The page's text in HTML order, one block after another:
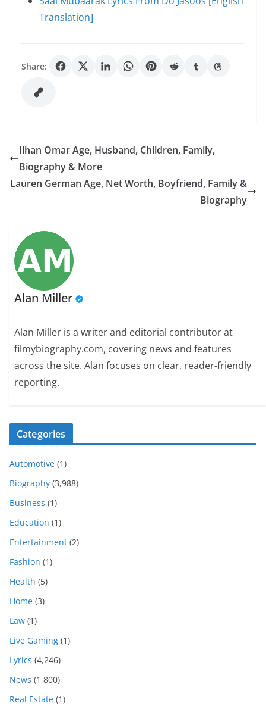
Translation]
Share:
Ilhan Omar Age, Husband, Children, Family,
Biography & More
Lauren German Age, Net Worth, Boyfriend, Family &
Biography
Alan Miller
Alan Miller is a writer and editorial contributor at
filmybiography.com, covering news and features
across the site. Alan focuses on clear, reader-friendly
reporting.
Categories
Automotive (1)
Biography (3,988)
Business (1)
Education (1)
Entertainment (2)
Fashion (1)
Health (5)
Home (3)
Law (1)
Live Gaming (1)
Lyrics (4,246)
News (1,800)
Real Estate (1)